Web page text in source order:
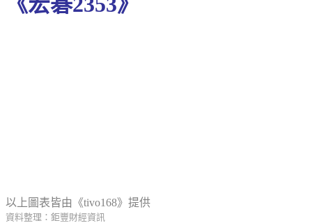
以上圖表皆由《tivo168》提供
資料整理：鉅豐財經資訊